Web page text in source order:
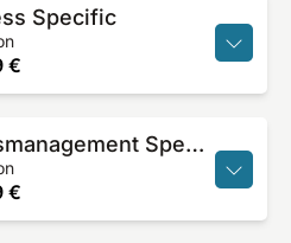
Specific
€
Lefay SPA Gewichtsmanagement Specific
€